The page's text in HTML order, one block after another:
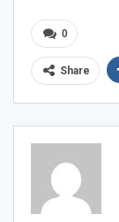
0
Share